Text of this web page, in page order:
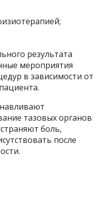
результата
мероприятия
в зависимости от
тазовых органов
боль,
после